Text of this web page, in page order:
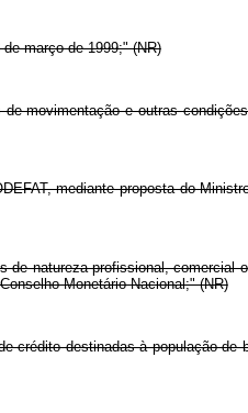
março de 1999;" (NR)
movimentação e outras
mediante proposta do
natureza profissional, comercial
Monetário Nacional;" (NR)
crédito destinadas à população de